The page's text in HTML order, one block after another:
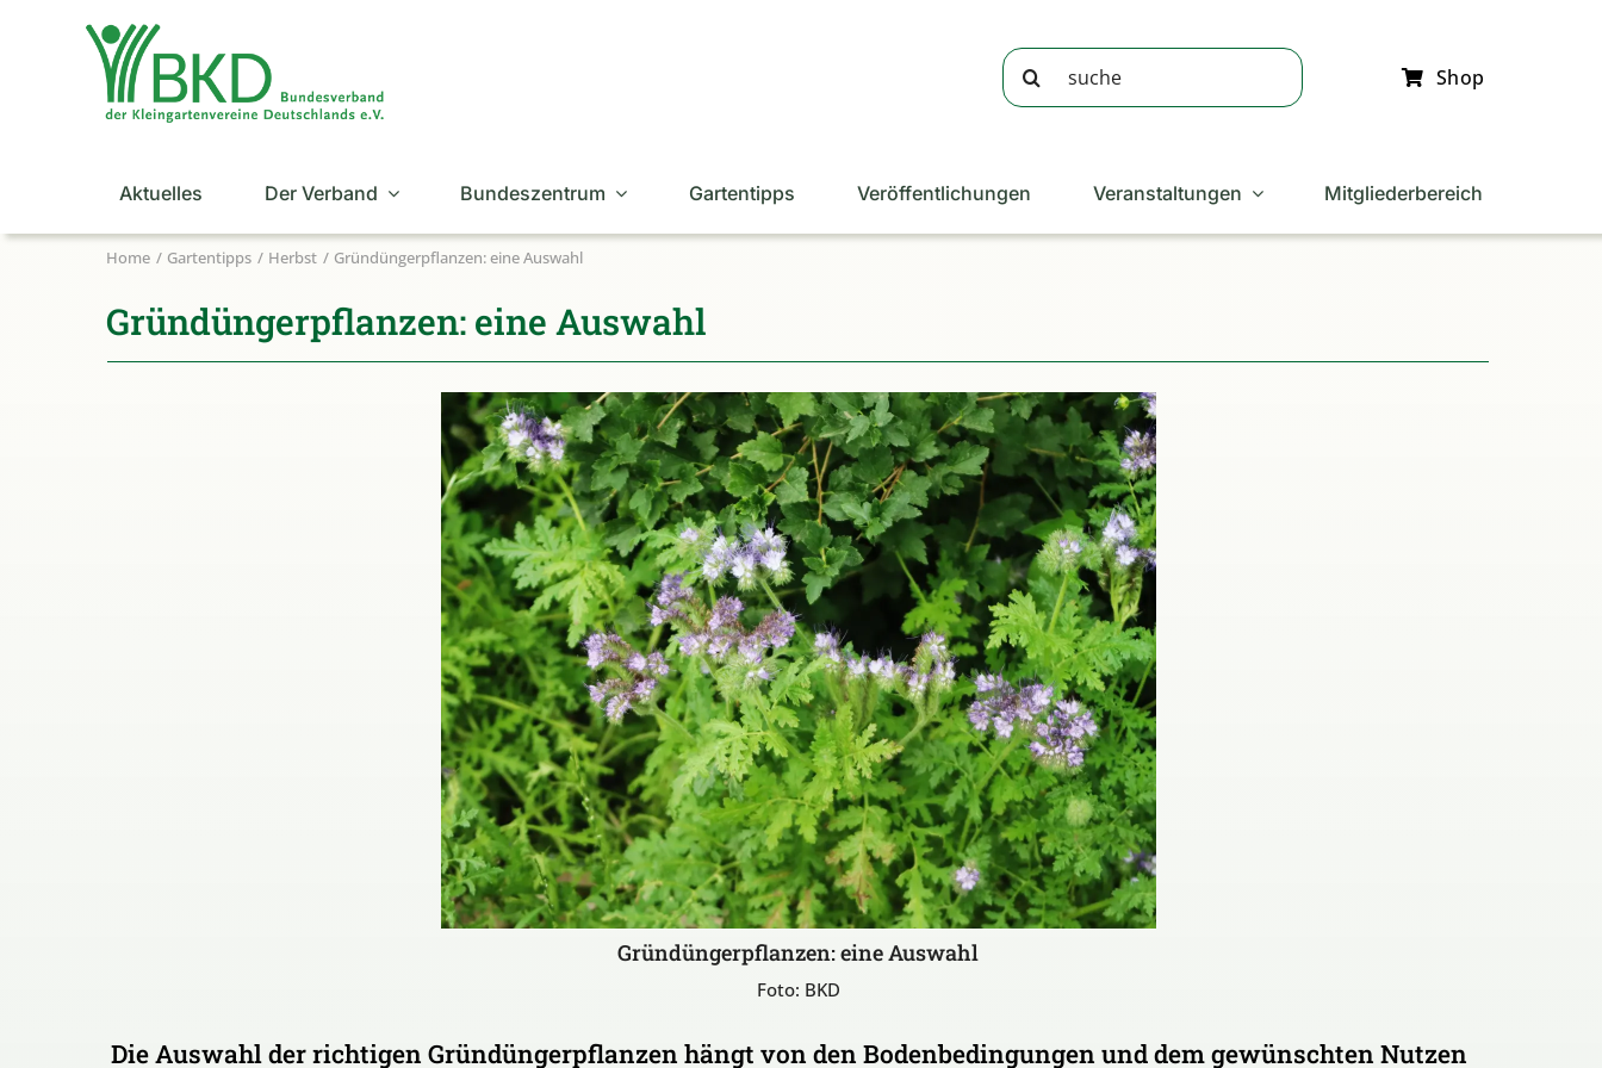
Suche
nach:
Shop
Aktuelles Der Verband Bundeszentrum Gartentipps Veröffentlichungen Veranstaltungen Mitgliederbereich
Home Gartentipps Herbst Gründüngerpflanzen: eine Auswahl
Gründüngerpflanzen: eine Auswahl
Gründüngerpflanzen: eine Auswahl
Foto: BKD
Die Auswahl der richtigen Gründüngerpflanzen hängt von den Bodenbedingungen und dem gewünschten Nutzen